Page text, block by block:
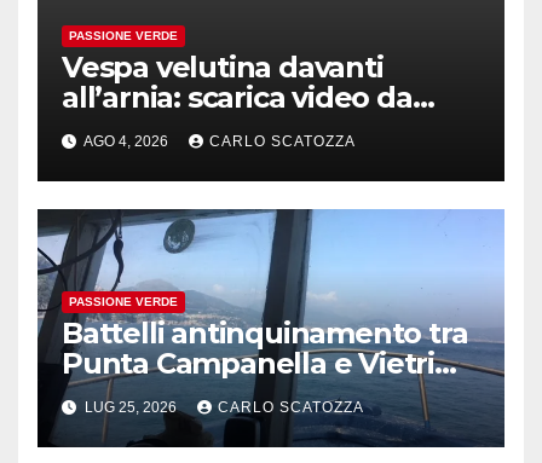
PASSIONE VERDE
Vespa velutina davanti
all’arnia: scarica video da
TikTok prima che il post
sparisca
AGO 4, 2026 CARLO SCATOZZA
PASSIONE VERDE
Battelli antinquinamento tra
Punta Campanella e Vietri
sul Mare
LUG 25, 2026 CARLO SCATOZZA